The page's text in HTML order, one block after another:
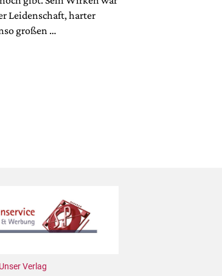
Leidenschaft, harter
großen …
Unser Verlag